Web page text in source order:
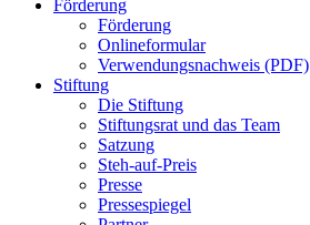
Förderung
Förderung
Onlineformular
Verwendungsnachweis (PDF)
Stiftung
Die Stiftung
Stiftungsrat und das Team
Satzung
Steh-auf-Preis
Presse
Pressespiegel